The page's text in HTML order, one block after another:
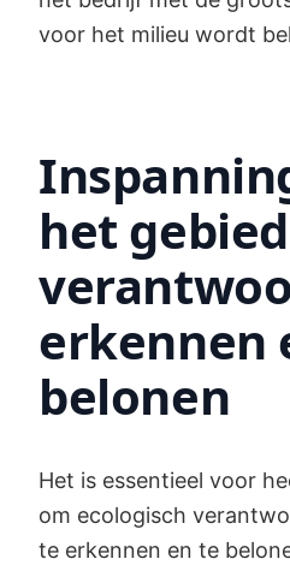
voor het milieu wordt
het
erkennen
belonen
Het is essentieel voor
om ecologisch
te erkennen en te